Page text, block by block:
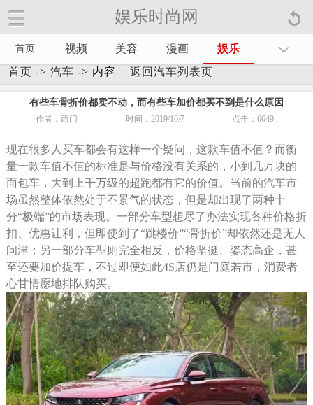
娱乐时尚网
首页 视频 美容 漫画
娱乐
首页 -> 汽车 -> 内容 返回汽车列表页
有些车骨折价都卖不动，而有些车加价都买不到是什么原因
作者：西门 时间：2019/10/7 点击：6649
现在很多人买车都会有这样一个疑问，这款车值不值？而衡
量一款车值不值的标准是与价格没有关系的，小到几万块的
面包车，大到上千万级的超跑都有它的价值。当前的汽车市
场虽然整体依然处于不景气的状态，但是却出现了两种十
分“极端”的市场表现。一部分车型想尽了办法实现各种价格折
扣、优惠让利，但即使到了“跳楼价”“骨折价”却依然还是无人
问津；另一部分车型则完全相反，价格坚挺、姿态高企，甚
至还要加价提车，不过即便如此4S店仍是门庭若市，消费者
心甘情愿地排队购买。
娱乐时尚网手机官方网站【